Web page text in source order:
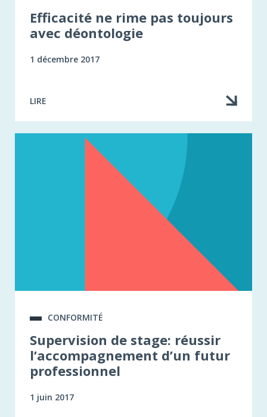
Efficacité ne rime pas toujours
avec déontologie
1 décembre 2017
LIRE
CONFORMITÉ
Supervision de stage: réussir
l’accompagnement d’un futur
professionnel
1 juin 2017